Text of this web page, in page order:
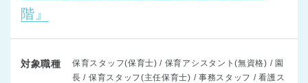
階』
対象職種
保育スタッフ(保育士) / 保育アシスタント(無資格) / 園
長 / 保育スタッフ(主任保育士) / 事務スタッフ / 看護ス